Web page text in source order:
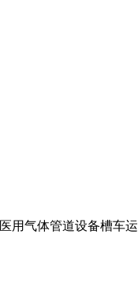
医用气体管道设备槽车运